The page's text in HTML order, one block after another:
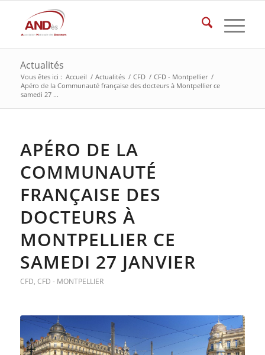
Actualités
Vous êtes ici : Accueil / Actualités / CFD / CFD - Montpellier /
Apéro de la Communauté française des docteurs à Montpellier ce
samedi 27 ...
APÉRO DE LA
COMMUNAUTÉ
FRANÇAISE DES
DOCTEURS À
MONTPELLIER CE
SAMEDI 27 JANVIER
CFD, CFD - MONTPELLIER